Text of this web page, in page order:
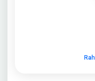
Kejarlah
ada orang tua